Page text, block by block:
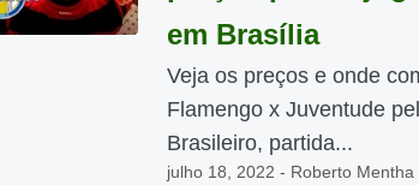
em Brasília
Veja os preços e onde
Flamengo x Juventude
Brasileiro, partida...
julho 18, 2022 - Roberto Mentha